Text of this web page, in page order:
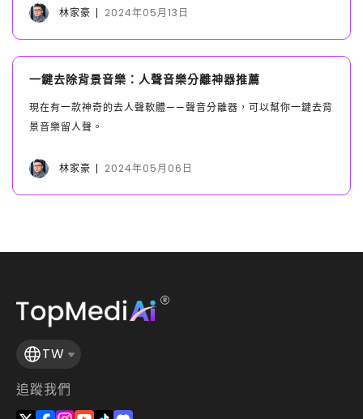
林家豪 2024年05月13日
一鍵去除背景音樂：人聲音樂分離神器推薦
現在有一款神奇的去人聲軟體——聲音分離器，可以幫你一鍵去背
景音樂留人聲。
林家豪 2024年05月06日
TW
追蹤我們